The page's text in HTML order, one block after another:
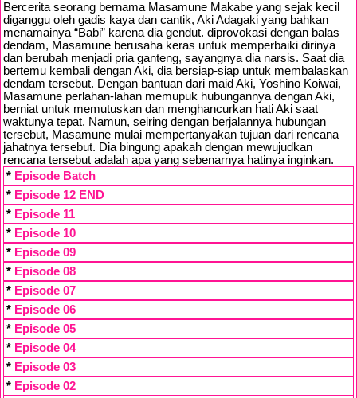
Bercerita seorang bernama Masamune Makabe yang sejak kecil
diganggu oleh gadis kaya dan cantik, Aki Adagaki yang bahkan
menamainya “Babi” karena dia gendut. diprovokasi dengan balas
dendam, Masamune berusaha keras untuk memperbaiki dirinya
dan berubah menjadi pria ganteng, sayangnya dia narsis. Saat dia
bertemu kembali dengan Aki, dia bersiap-siap untuk membalaskan
dendam tersebut. Dengan bantuan dari maid Aki, Yoshino Koiwai,
Masamune perlahan-lahan memupuk hubungannya dengan Aki,
berniat untuk memutuskan dan menghancurkan hati Aki saat
waktunya tepat. Namun, seiring dengan berjalannya hubungan
tersebut, Masamune mulai mempertanyakan tujuan dari rencana
jahatnya tersebut. Dia bingung apakah dengan mewujudkan
rencana tersebut adalah apa yang sebenarnya hatinya inginkan.
* Episode Batch
* Episode 12 END
* Episode 11
* Episode 10
* Episode 09
* Episode 08
* Episode 07
* Episode 06
* Episode 05
* Episode 04
* Episode 03
* Episode 02